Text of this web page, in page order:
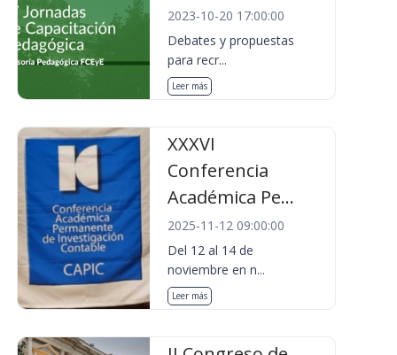
2023-10-20 17:00:00
Debates y propuestas
para recr...
Leer más
XXXVI
Conferencia
Académica Pe...
2025-11-12 09:00:00
Del 12 al 14 de
noviembre en n...
Leer más